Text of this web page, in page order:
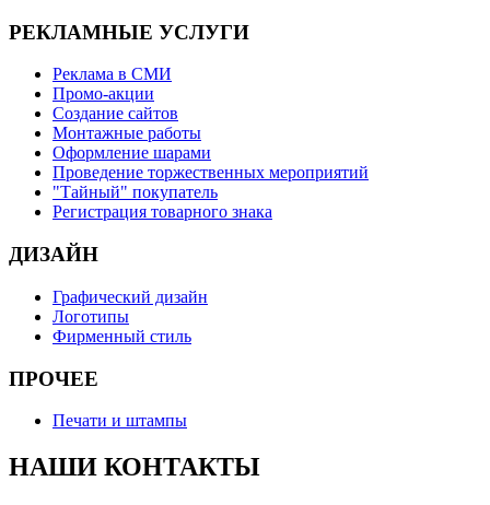
РЕКЛАМНЫЕ УСЛУГИ
Реклама в СМИ
Промо-акции
Создание сайтов
Монтажные работы
Оформление шарами
Проведение торжественных мероприятий
"Тайный" покупатель
Регистрация товарного знака
ДИЗАЙН
Графический дизайн
Логотипы
Фирменный стиль
ПРОЧЕЕ
Печати и штампы
НАШИ КОНТАКТЫ